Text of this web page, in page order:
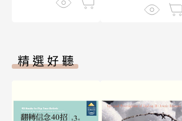
精選好聽